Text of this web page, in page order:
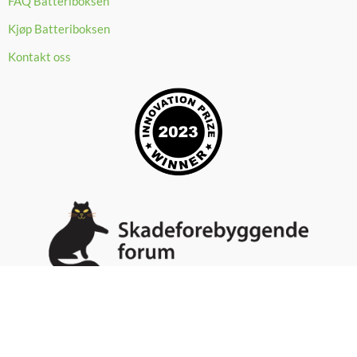
Kjøp Batteriboksen
Kontakt oss